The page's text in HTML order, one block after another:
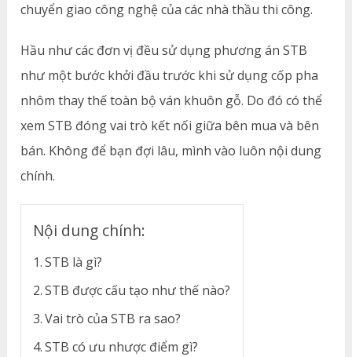
chuyển giao công nghệ của các nhà thầu thi công.
Hầu như các đơn vị đều sử dụng phương án STB
như một bước khởi đầu trước khi sử dụng cốp pha
nhôm thay thế toàn bộ ván khuôn gỗ. Do đó có thể
xem STB đóng vai trò kết nối giữa bên mua và bên
bán. Không để bạn đợi lâu, mình vào luôn nội dung
chính.
Nội dung chính:
STB là gì?
STB được cấu tạo như thế nào?
Vai trò của STB ra sao?
STB có ưu nhược điểm gì?